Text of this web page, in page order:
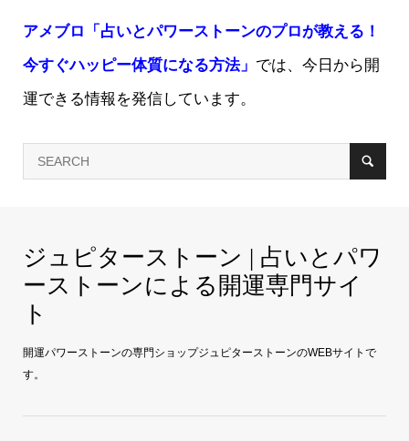
アメブロ「占いとパワーストーンのプロが教える！
今すぐハッピー体質になる方法」 では、今日から開
運できる情報を発信しています。
ジュピターストーン | 占いとパワ
ーストーンによる開運専門サイ
ト
開運パワーストーンの専門ショップジュピターストーンのWEBサイトで
す。